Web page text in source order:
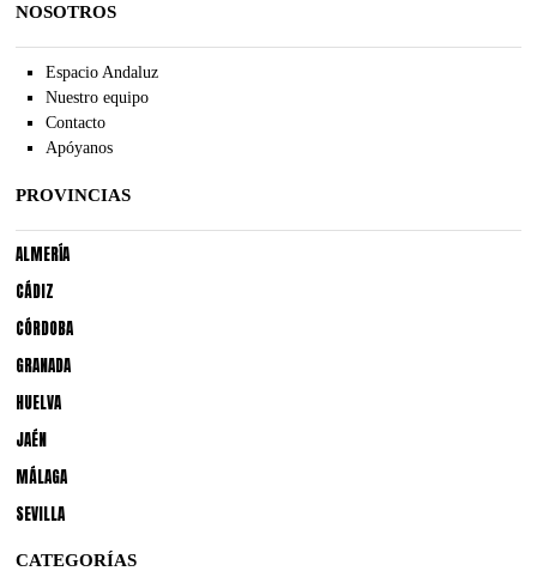
NOSOTROS
Espacio Andaluz
Nuestro equipo
Contacto
Apóyanos
PROVINCIAS
ALMERÍA
CÁDIZ
CÓRDOBA
GRANADA
HUELVA
JAÉN
MÁLAGA
SEVILLA
CATEGORÍAS